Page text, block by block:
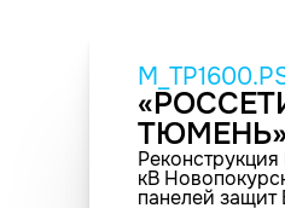
кВ
панелей защит